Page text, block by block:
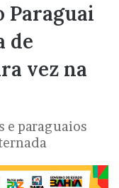
Paraguai
de
vez na
e paraguaios